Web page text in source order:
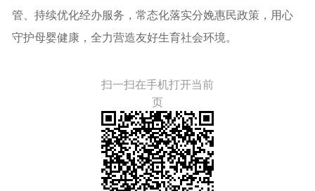
管、持续优化经办服务，常态化落实分娩惠民政策，用心
守护母婴健康，全力营造友好生育社会环境。
扫一扫在手机打开当前
页